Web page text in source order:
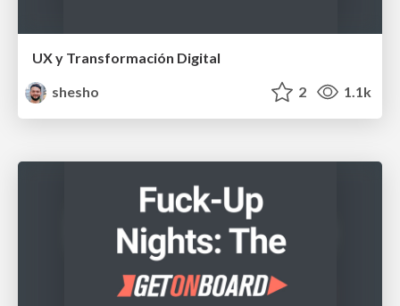
UX y Transformación Digital
shesho
2 1.1k